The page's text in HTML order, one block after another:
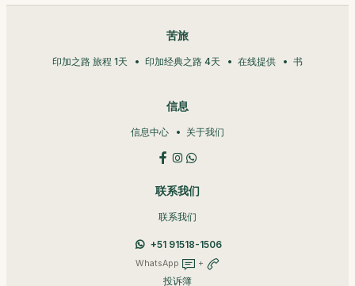
苦旅
印加之路 旅程 1天 印加经典之路 4天 在线提供 书
信息
信息中心 关于我们
联系我们
联系我们
+51 91518-1506
WhatsApp +
投诉簿